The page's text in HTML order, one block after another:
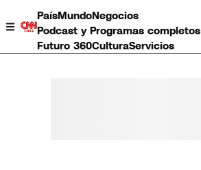
PaísMundoNegocios
Podcast y Programas completos
Futuro 360CulturaServicios